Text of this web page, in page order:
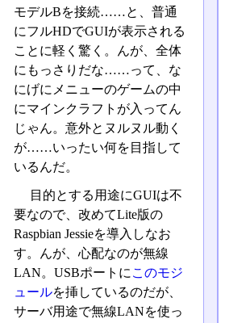
モデルBを接続……と、普通
にフルHDでGUIが表示される
ことに軽く驚く。んが、全体
にもっさりだな……って、な
にげにメニューのゲームの中
にマインクラフトが入ってん
じゃん。意外とヌルヌル動く
が……いったい何を目指して
いるんだ。
目的とする用途にGUIは不
要なので、改めてLite版の
Raspbian Jessieを導入しなお
す。んが、心配なのが無線
LAN。USBポートに このモジ
ュールを挿しているのだが、
サーバ用途で無線LANを使っ